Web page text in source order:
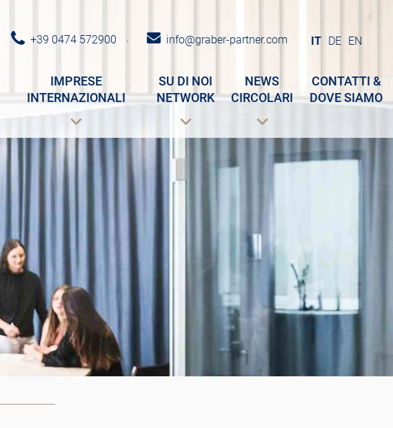
+39 0474 572900 · info@graber-partner.com IT DE EN
IMPRESE
INTERNAZIONALI
SU DI NOI
NETWORK
NEWS
CIRCOLARI
CONTATTI &
DOVE SIAMO